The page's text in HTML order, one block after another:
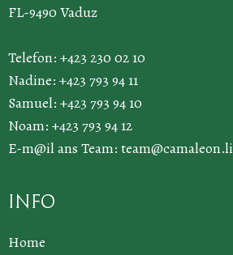
FL-9490 Vaduz
Telefon: +423 230 02 10
Nadine: +423 793 94 11
Samuel: +423 793 94 10
Noam: +423 793 94 12
E-m@il ans Team: team@camaleon.li
Info
Home